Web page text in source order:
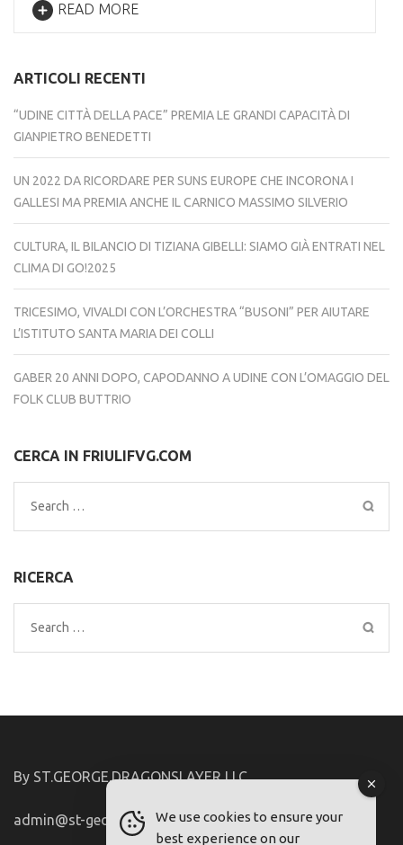
READ MORE
ARTICOLI RECENTI
“UDINE CITTÀ DELLA PACE” PREMIA LE GRANDI CAPACITÀ DI
GIANPIETRO BENEDETTI
UN 2022 DA RICORDARE PER SUNS EUROPE CHE INCORONA I
GALLESI MA PREMIA ANCHE IL CARNICO MASSIMO SILVERIO
CULTURA, IL BILANCIO DI TIZIANA GIBELLI: SIAMO GIÀ ENTRATI NEL
CLIMA DI GO!2025
TRICESIMO, VIVALDI CON L’ORCHESTRA “BUSONI” PER AIUTARE
L’ISTITUTO SANTA MARIA DEI COLLI
GABER 20 ANNI DOPO, CAPODANNO A UDINE CON L’OMAGGIO DEL
FOLK CLUB BUTTRIO
CERCA IN FRIULIFVG.COM
Search
for:
RICERCA
Search
for:
By ST.GEORGE.DRAGONSLAYER LLC
admin@st-george-dragonslayer.comWe use cookies to ensure your
best experience on our